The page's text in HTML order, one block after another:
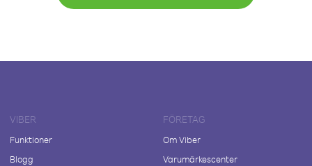
VIBER
Funktioner
Blogg
FÖRETAG
Om Viber
Varumärkescenter